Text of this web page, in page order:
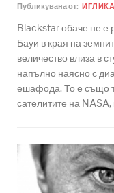
Публикувана от: ИГЛИКА
Blackstar обаче не е
Бауи в края на
величество влиза в
напълно наясно с
ешафода. То е също
сателитите на NASA,